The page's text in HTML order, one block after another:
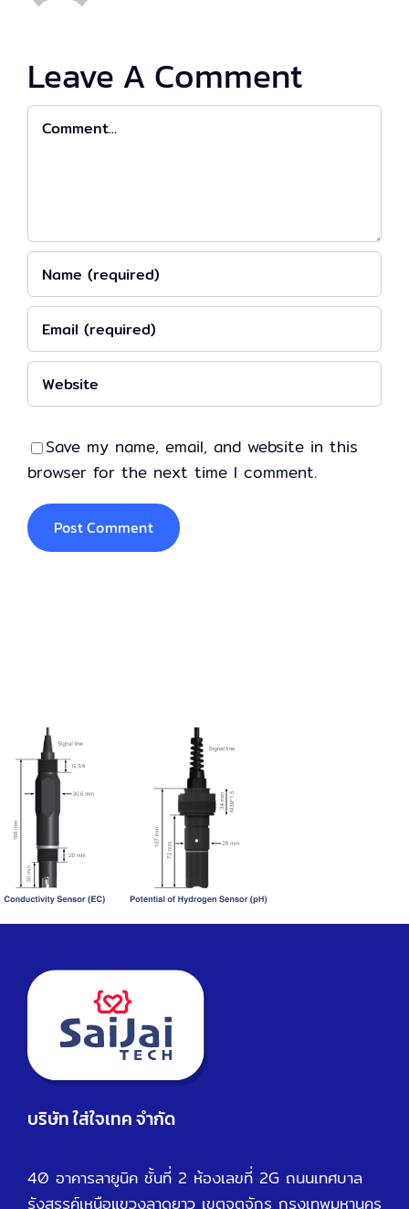
Leave A Comment
Comment
Save my name, email, and website in this
browser for the next time I comment.
บริษัท ใส่ใจเทค จำกัด
40 อาคารลายูนิค ชั้นที่ 2 ห้องเลขที่ 2G ถนนเทศบาล
รังสรรค์เหนือแขวงลาดยาว เขตจตุจักร กรุงเทพมหานคร